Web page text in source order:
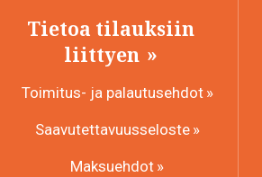
Tietoa tilauksiin
liittyen
Toimitus- ja palautusehdot
Saavutettavuusseloste
Maksuehdot